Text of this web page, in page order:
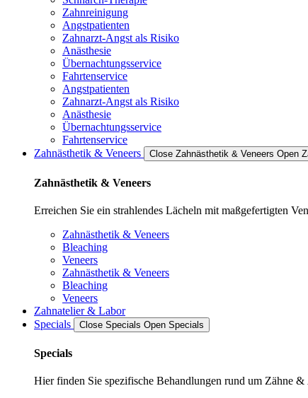
Zahnreinigung
Angstpatienten
Zahnarzt-Angst als Risiko
Anästhesie
Übernachtungsservice
Fahrtenservice
Angstpatienten
Zahnarzt-Angst als Risiko
Anästhesie
Übernachtungsservice
Fahrtenservice
Zahnästhetik & Veneers
Close Zahnästhetik & Veneers Open
Zahnästhetik & Veneers
Erreichen Sie ein strahlendes Lächeln mit maßgefertigten
Zahnästhetik & Veneers
Bleaching
Veneers
Zahnästhetik & Veneers
Bleaching
Veneers
Zahnatelier & Labor
Specials
Close Specials Open Specials
Specials
Hier finden Sie spezifische Behandlungen rund um Zähne &